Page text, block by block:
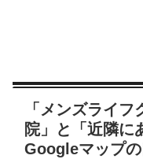
「メンズライ
院」と「近隣に
Googleマップ